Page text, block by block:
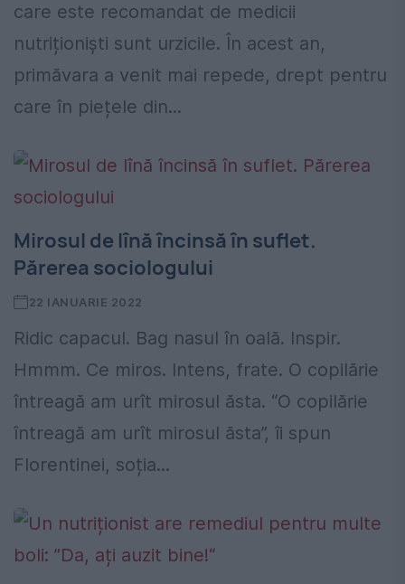
care este recomandat de medicii
nutriționiști sunt urzicile. În acest an,
primăvara a venit mai repede, drept pentru
care în piețele din...
Mirosul de lînă încinsă în suflet.
Părerea sociologului
22 IANUARIE 2022
Ridic capacul. Bag nasul în oală. Inspir.
Hmmm. Ce miros. Intens, frate. O copilărie
întreagă am urît mirosul ăsta. “O copilărie
întreagă am urît mirosul ăsta”, îi spun
Florentinei, soția...